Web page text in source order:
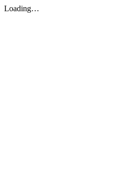
Loading…